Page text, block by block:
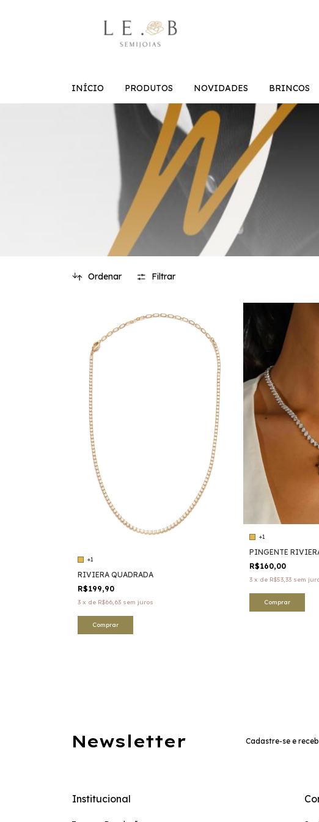
INÍCIO PRODUTOS NOVIDADES BRINCOS
Ordenar Filtrar
+1
RIVIERA QUADRADA
R$199,90
3 x de R$66,63 sem juros
Comprar
+1
PINGENTE
R$160,00
3 x de R$53,33 sem
Comprar
Newsletter Cadastre-se e
Institucional